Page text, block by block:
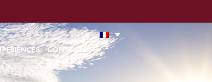
Politique sur les cookies
CONTACTS